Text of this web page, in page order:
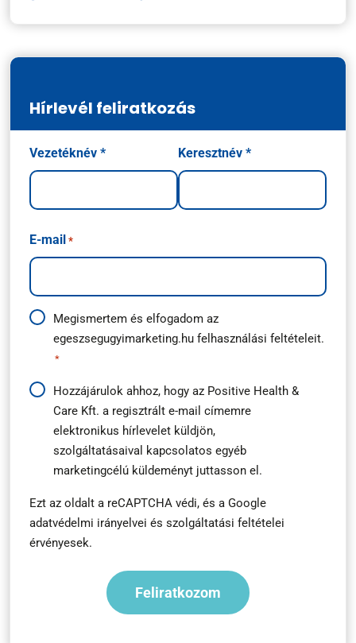
Hírlevél feliratkozás
Név
*
Vezetéknév * Keresztnév *
E-mail *
Adatkezelési
útmutató
Megismertem és elfogadom az
egeszsegugyimarketing.hu felhasználási feltételeit.
*
Hírlevél
feliratkozás
Hozzájárulok ahhoz, hogy az Positive Health &
Care Kft. a regisztrált e-mail címemre
elektronikus hírlevelet küldjön,
szolgáltatásaival kapcsolatos egyéb
marketingcélú küldeményt juttasson el.
Ezt az oldalt a reCAPTCHA védi, és a Google
adatvédelmi irányelvei és szolgáltatási feltételei
érvényesek.